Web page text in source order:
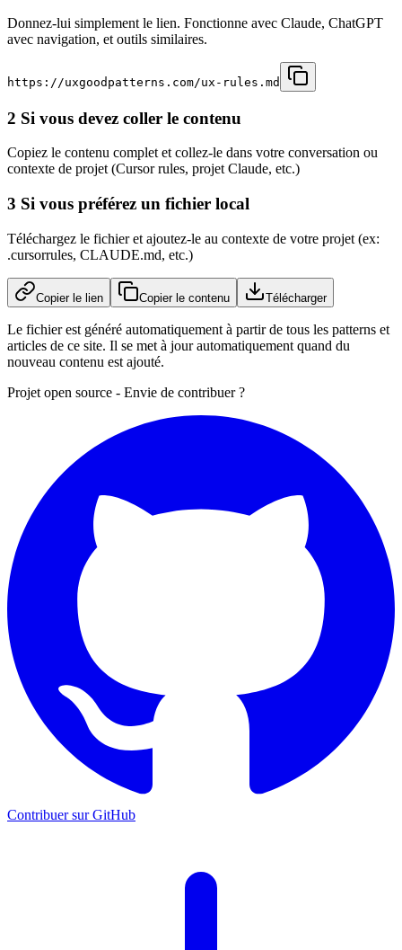
Donnez-lui simplement le lien. Fonctionne avec Claude, ChatGPT
avec navigation, et outils similaires.
https://uxgoodpatterns.com/ux-rules.md
2 Si vous devez coller le contenu
Copiez le contenu complet et collez-le dans votre conversation ou
contexte de projet (Cursor rules, projet Claude, etc.)
3 Si vous préférez un fichier local
Téléchargez le fichier et ajoutez-le au contexte de votre projet (ex:
.cursorrules, CLAUDE.md, etc.)
Copier le lien Copier le contenu Télécharger
Le fichier est généré automatiquement à partir de tous les patterns et
articles de ce site. Il se met à jour automatiquement quand du
nouveau contenu est ajouté.
Projet open source - Envie de contribuer ?
Contribuer sur GitHub